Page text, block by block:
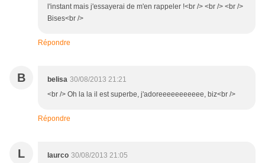
l'instant mais j'essayerai de m'en rappeler !<br /> <br /> <br />
Bises<br />
Répondre
B belisa 30/08/2013 21:21
<br /> Oh la la il est superbe, j'adoreeeeeeeeeee, biz<br />
Répondre
L laurco 30/08/2013 21:05